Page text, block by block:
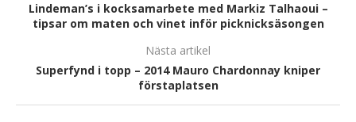
Lindeman’s i kocksamarbete med Markiz Talhaoui –
tipsar om maten och vinet inför picknicksäsongen
Nästa artikel
Superfynd i topp – 2014 Mauro Chardonnay kniper
förstaplatsen